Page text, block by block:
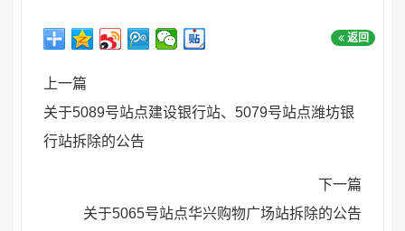
返回
上一篇
关于5089号站点建设银行站、5079号站点潍坊银
行站拆除的公告
下一篇
关于5065号站点华兴购物广场站拆除的公告